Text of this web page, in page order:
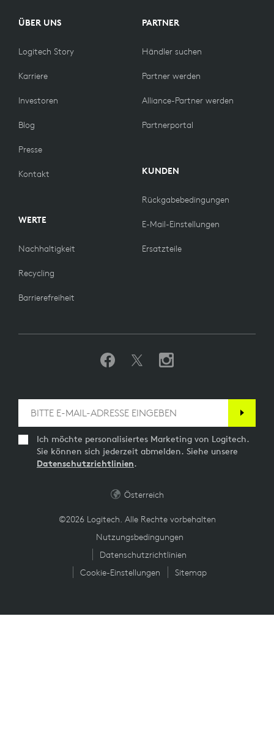
ÜBER UNS
Logitech Story
Karriere
Investoren
Blog
Presse
Kontakt
WERTE
Nachhaltigkeit
Recycling
Barrierefreiheit
PARTNER
Händler suchen
Partner werden
Alliance-Partner werden
Partnerportal
KUNDEN
Rückgabebedingungen
E-Mail-Einstellungen
Ersatzteile
Ich möchte personalisiertes Marketing von Logitech.
Sie können sich jederzeit abmelden. Siehe unsere
Datenschutzrichtlinien.
©2026 Logitech. Alle Rechte vorbehalten
Nutzungsbedingungen
Datenschutzrichtlinien
Cookie-Einstellungen
Sitemap
Österreich